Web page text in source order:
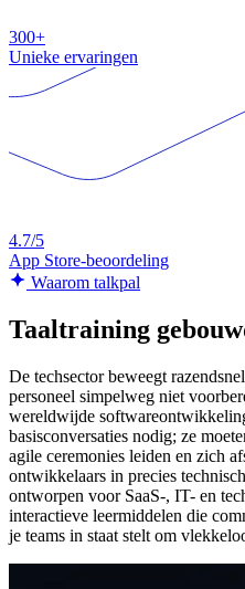
300+
Unieke ervaringen
4.7/5
App Store-beoordeling
Waarom talkpal
Taaltraining
De techsector beweegt
personeel simpelweg niet
wereldwijde
basisconversaties nodig; ze
agile ceremonies leiden en zich
ontwikkelaars in precies
ontworpen voor SaaS-, IT- en
interactieve leermiddelen die
je teams in staat stelt om